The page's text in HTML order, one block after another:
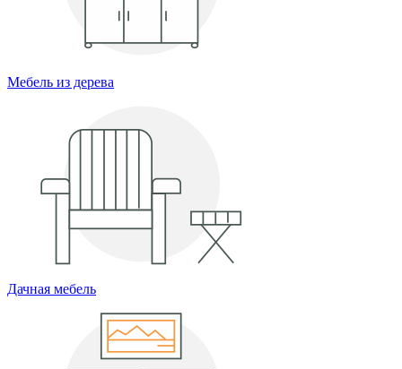
Мебель из дерева
Дачная мебель